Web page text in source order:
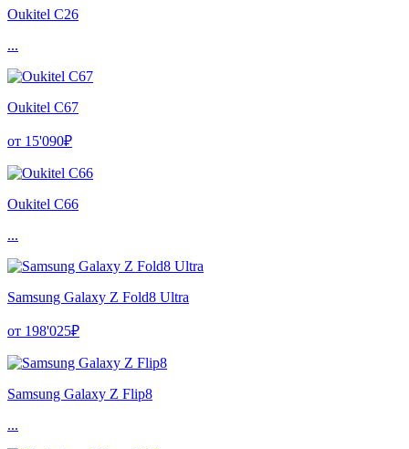
Oukitel C26
...
Oukitel C67
от 15'090₽
Oukitel C66
...
Samsung Galaxy Z Fold8 Ultra
от 198'025₽
Samsung Galaxy Z Flip8
...